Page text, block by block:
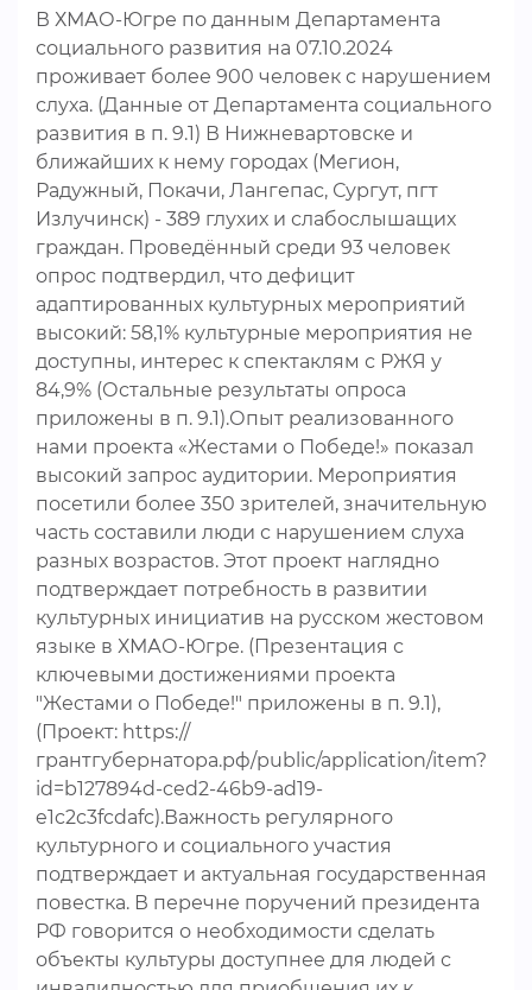
В ХМАО-Югре по данным Департамента
социального развития на 07.10.2024
проживает более 900 человек с нарушением
слуха. (Данные от Департамента социального
развития в п. 9.1) В Нижневартовске и
ближайших к нему городах (Мегион,
Радужный, Покачи, Лангепас, Сургут, пгт
Излучинск) - 389 глухих и слабослышащих
граждан. Проведённый среди 93 человек
опрос подтвердил, что дефицит
адаптированных культурных мероприятий
высокий: 58,1% культурные мероприятия не
доступны, интерес к спектаклям с РЖЯ у
84,9% (Остальные результаты опроса
приложены в п. 9.1).Опыт реализованного
нами проекта «Жестами о Победе!» показал
высокий запрос аудитории. Мероприятия
посетили более 350 зрителей, значительную
часть составили люди с нарушением слуха
разных возрастов. Этот проект наглядно
подтверждает потребность в развитии
культурных инициатив на русском жестовом
языке в ХМАО-Югре. (Презентация с
ключевыми достижениями проекта
"Жестами о Победе!" приложены в п. 9.1),
(Проект: https://
грантгубернатора.рф/public/application/item?
id=b127894d-ced2-46b9-ad19-
e1c2c3fcdafc).Важность регулярного
культурного и социального участия
подтверждает и актуальная государственная
повестка. В перечне поручений президента
РФ говорится о необходимости сделать
объекты культуры доступнее для людей с